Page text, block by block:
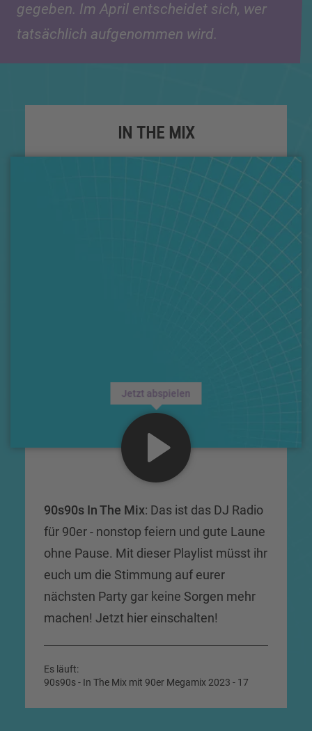
gegeben. Im April entscheidet sich, wer
tatsächlich aufgenommen wird.
IN THE MIX
Jetzt abspielen
90s90s In The Mix: Das ist das DJ Radio
für 90er - nonstop feiern und gute Laune
ohne Pause. Mit dieser Playlist müsst ihr
euch um die Stimmung auf eurer
nächsten Party gar keine Sorgen mehr
machen! Jetzt hier einschalten!
Es läuft:
90s90s - In The Mix mit 90er Megamix 2023 - 17